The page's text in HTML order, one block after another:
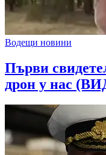
Водещи новини
Първи
дрон у нас